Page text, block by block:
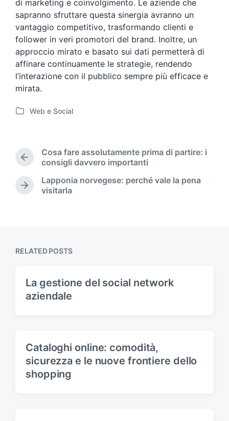
di marketing e coinvolgimento. Le aziende che
sapranno sfruttare questa sinergia avranno un
vantaggio competitivo, trasformando clienti e
follower in veri promotori del brand. Inoltre, un
approccio mirato e basato sui dati permetterà di
affinare continuamente le strategie, rendendo
l’interazione con il pubblico sempre più efficace e
mirata.
P
e
n
Web e Social
P
e
v
o
:
Cosa fare assolutamente prima di partire: i
consigli davvero importanti
N
s
Lapponia norvegese: perché vale la pena
visitarla
RELATED POSTS
La gestione del social network
aziendale
Cataloghi online: comodità,
sicurezza e le nuove frontiere dello
shopping